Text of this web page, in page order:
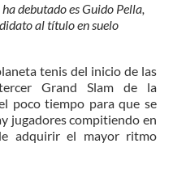
debutado es Guido Pella,
al título en suelo
tenis del inicio de las
Grand Slam de la
poco tiempo para que se
jugadores compitiendo en
adquirir el mayor ritmo